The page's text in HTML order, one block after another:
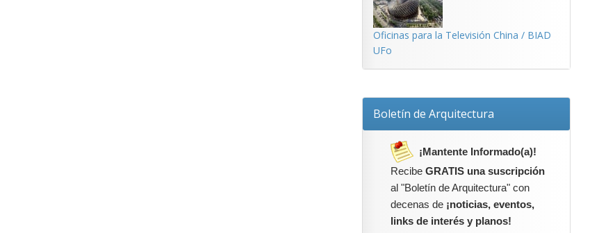
Oficinas para la Televisión China / BIAD
UFo
Boletín de Arquitectura
¡Mantente Informado(a)!
Recibe GRATIS una suscripción
al "Boletín de Arquitectura" con
decenas de ¡noticias, eventos,
links de interés y planos!